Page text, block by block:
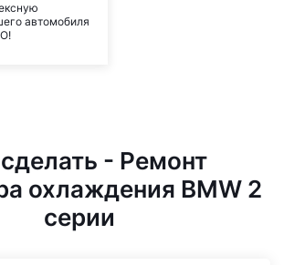
автомобиля
- Ремонт
охлаждения BMW 2
серии